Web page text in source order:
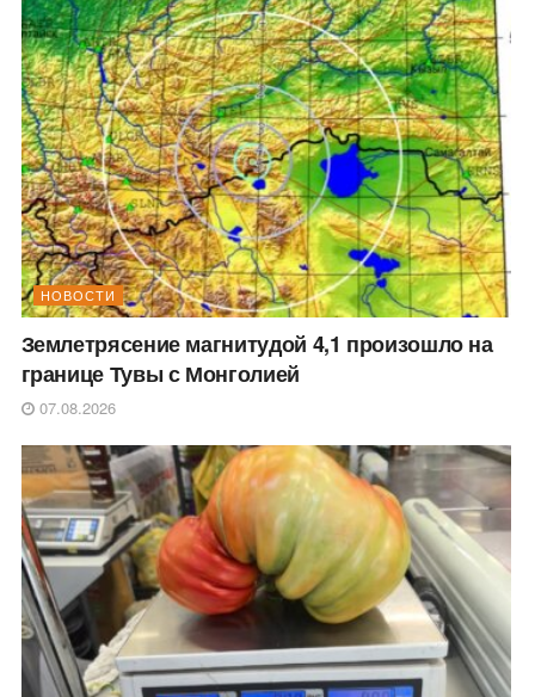
НОВОСТИ
Землетрясение магнитудой 4,1 произошло на
границе Тувы с Монголией
07.08.2026